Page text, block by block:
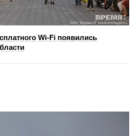
Wi-Fi появились